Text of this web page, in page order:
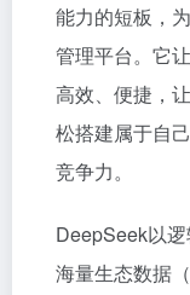
能力的短板，
管理平台。它
高效、便捷，
松搭建属于自
竞争力。
DeepSeek以
海量生态数据